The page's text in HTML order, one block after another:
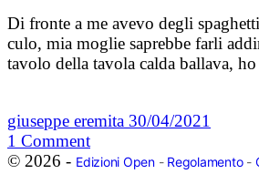
Di fronte a me avevo degli
culo, mia moglie saprebbe farli
tavolo della tavola calda ballava,
giuseppe eremita 30/04/2021
1 Comment
© 2026 - Edizioni Open- Regolamento-